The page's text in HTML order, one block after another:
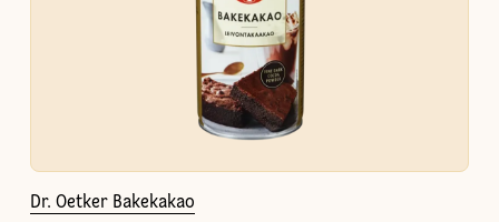
Dr. Oetker Bakekakao